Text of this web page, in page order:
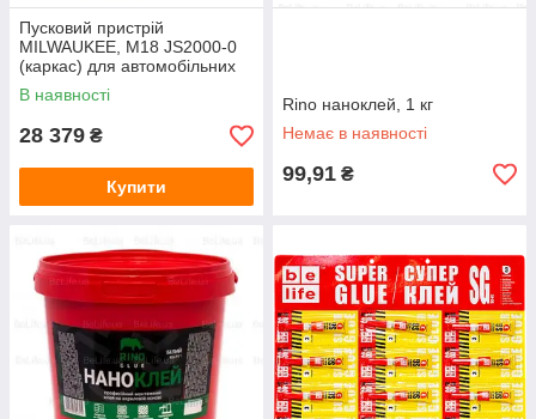
Пусковий пристрій
MILWAUKEE, M18 JS2000-0
(каркас) для автомобільних
акумуляторів 12В
В наявності
28 379 ₴
Купити
Rino наноклей, 1 кг
Немає в наявності
99,91 ₴